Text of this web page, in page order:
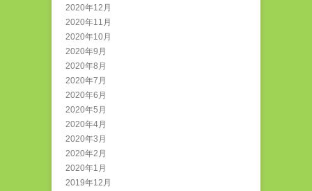
2020年12月
2020年11月
2020年10月
2020年9月
2020年8月
2020年7月
2020年6月
2020年5月
2020年4月
2020年3月
2020年2月
2020年1月
2019年12月